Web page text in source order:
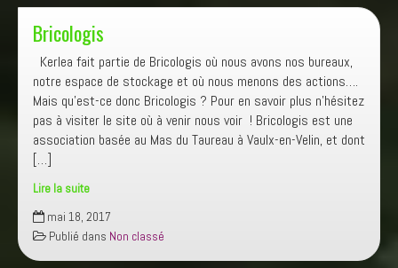
Bricologis
Kerlea fait partie de Bricologis où nous avons nos bureaux,
notre espace de stockage et où nous menons des actions….
Mais qu’est-ce donc Bricologis ? Pour en savoir plus n’hésitez
pas à visiter le site où à venir nous voir ! Bricologis est une
association basée au Mas du Taureau à Vaulx-en-Velin, et dont
[…]
Lire la suite
Bricologis
mai 18, 2017
Publié dans Non classé